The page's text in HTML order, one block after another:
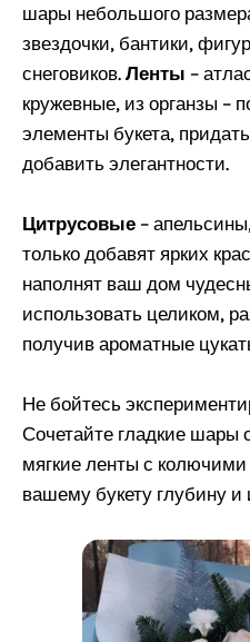
шары небольшого
звездочки, бантики,
снеговиков. Ленты –
кружевные, из органзы –
элементы букета,
добавить элегантности.
Цитрусовые –
только добавят ярких
наполнят ваш дом
использовать целиком,
получив ароматные
Не бойтесь
Сочетайте гладкие
мягкие ленты с
вашему букету глубину и